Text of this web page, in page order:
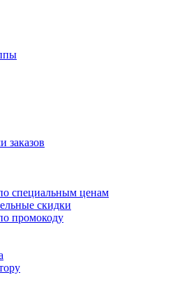
заказов
специальным ценам
скидки
промокоду